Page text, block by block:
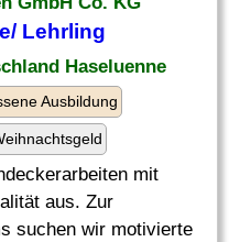
/ Lehrling
Haseluenne
Ausbildung
mit
aus. Zur
suchen wir motivierte